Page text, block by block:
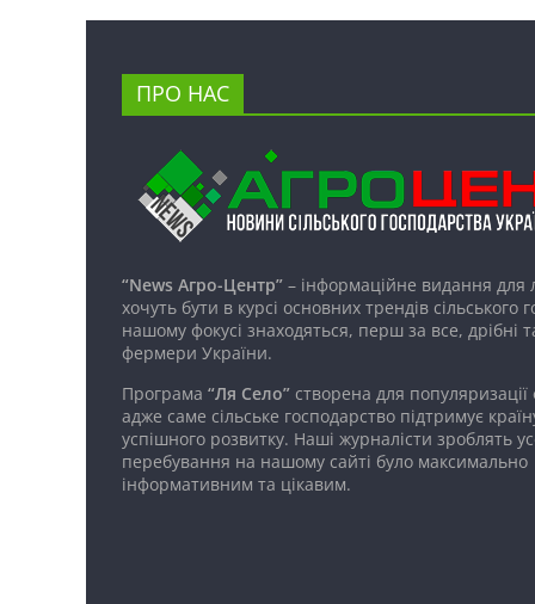
ПРО НАС
“News Агро-Центр” – інформаційне видання для
хочуть бути в курсі основних трендів сільського
нашому фокусі знаходяться, перш за все, дрібні
фермери України.
Програма “Ля Село” створена для
адже саме сільське господарство підтримує
успішного розвитку. Наші журналісти зроблять
перебування на нашому сайті було максимально
інформативним та цікавим.